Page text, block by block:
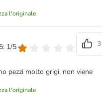
l'originale
1/5
3
pezzi molto grigi, non viene
l'originale